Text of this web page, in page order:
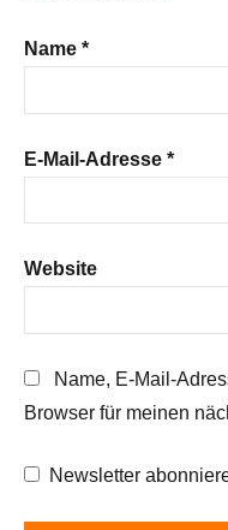
Name *
E-Mail-Adresse *
Website
Name, E-Mail-
Browser für meinen
Newsletter